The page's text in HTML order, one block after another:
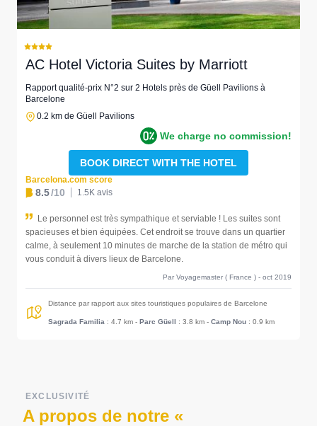
AC Hotel Victoria Suites by Marriott
Rapport qualité-prix N°2 sur 2 Hotels près de Güell Pavilions à
Barcelone
0.2 km de Güell Pavilions
We charge no commission!
BOOK DIRECT WITH THE HOTEL
Barcelona.com score
8.5/10 1.5K avis
Le personnel est très sympathique et serviable ! Les suites sont
spacieuses et bien équipées. Cet endroit se trouve dans un quartier
calme, à seulement 10 minutes de marche de la station de métro qui
vous conduit à divers lieux de Barcelone.
Par Voyagemaster ( France ) - oct 2019
Distance par rapport aux sites touristiques populaires de Barcelone
Sagrada Familia : 4.7 km - Parc Güell : 3.8 km - Camp Nou : 0.9 km
EXCLUSIVITÉ
A propos de notre «